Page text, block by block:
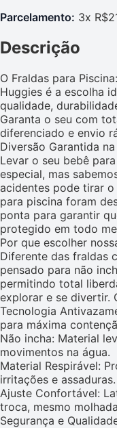
Parcelamento: 3x
Descrição
O Fraldas para
Huggies é a escolha
qualidade,
Garanta o seu com
diferenciado e envio
Diversão Garantida
Levar o seu bebê
especial, mas
acidentes pode tirar
para piscina foram
ponta para garantir
protegido em todo
Por que escolher
Diferente das fraldas
pensado para não
permitindo total
explorar e se divertir.
Tecnologia
para máxima
Não incha: Material
movimentos na água.
Material Respirável:
irritações e assaduras.
Ajuste Confortável:
troca, mesmo
Segurança e